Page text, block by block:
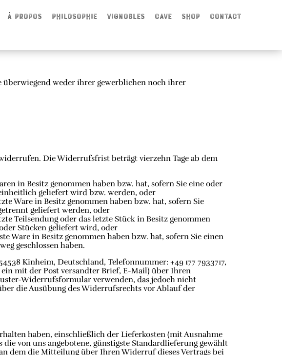
À propos Philosophie Vignobles Cave Shop Contact
überwiegend weder ihrer gewerblichen noch ihrer
Die Widerrufsfrist beträgt vierzehn Tage ab dem
in Besitz genommen haben bzw. hat, sofern Sie eine oder
geliefert wird bzw. werden, oder
Ware in Besitz genommen haben bzw. hat, sofern Sie
geliefert werden, oder
Teilsendung oder das letzte Stück in Besitz genommen
Stücken geliefert wird, oder
Ware in Besitz genommen haben bzw. hat, sofern Sie einen
geschlossen haben.
Kinheim, Deutschland, Telefonnummer: +49 177 7933717,
mit der Post versandter Brief, E-Mail) über Ihren
Widerrufsformular verwenden, das jedoch nicht
die Ausübung des Widerrufsrechts vor Ablauf der
haben, einschließlich der Lieferkosten (mit Ausnahme
von uns angebotene, günstigste Standardlieferung gewählt
dem die Mitteilung über Ihren Widerruf dieses Vertrags bei